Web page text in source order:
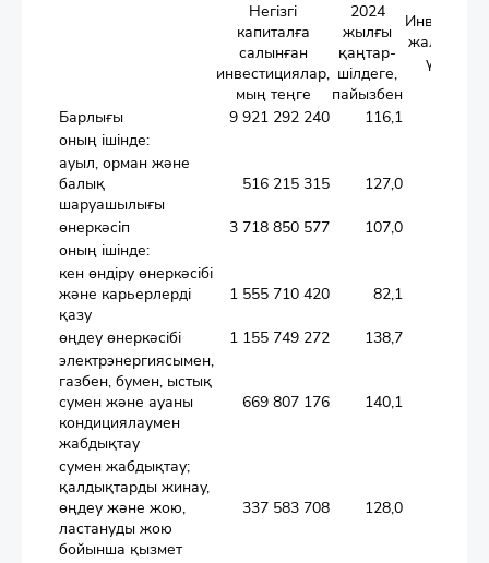
Негізгі
капиталға
салынған
инвестициялар,
мың теңге
2024
жылғы
қаңтар-
шілдеге,
пайызбен
жалпы
үлес
Барлығы
9 921 292 240
116,1
оның ішінде:
ауыл, орман және
балық
шаруашылығы
516 215 315 127,0
өнеркәсіп 3 718 850 577
107,0
оның ішінде:
кен өндіру өнеркәсібі
және карьерлерді
қазу
1 555 710 420 82,1
өңдеу өнеркәсібі 1 155 749 272
138,7
электрэнергиясымен,
газбен, бумен, ыстық
сумен және ауаны
кондициялаумен
жабдықтау
669 807 176 140,1
сумен жабдықтау;
қалдықтарды жинау,
өңдеу және жою,
ластануды жою
бойынша қызмет
337 583 708 128,0